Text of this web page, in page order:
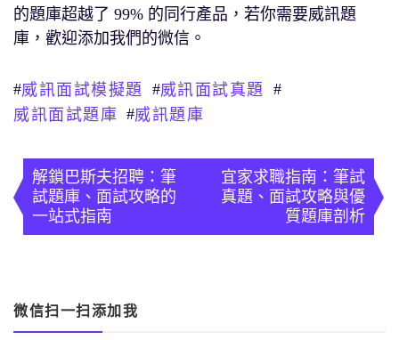
的題庫超越了 99% 的同行產品，若你需要威訊題
庫，歡迎添加我們的微信。
#威訊面試模擬題 #威訊面試真題
#
威訊面試題庫 #威訊題庫
章
導
覽
解鎖巴斯夫招聘：筆
試題庫、面試攻略的
一站式指南
宜家求職指南：筆試
真題、面試攻略與優
質題庫剖析
微信扫一扫添加我